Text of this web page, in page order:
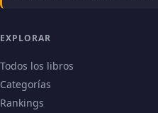
EXPLORAR
Todos los libros
Categorías
Rankings